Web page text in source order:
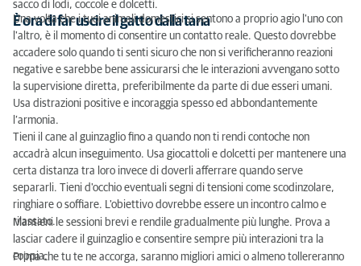
sacco di lodi, coccole e dolcetti.
È ora di far uscire il gatto dalla tana
Una volta che i tuoi animali domestici si sentono a proprio agio l'uno con
l'altro, è il momento di consentire un contatto reale. Questo dovrebbe
accadere solo quando ti senti sicuro che non si verificheranno reazioni
negative e sarebbe bene assicurarsi che le interazioni avvengano sotto
la supervisione diretta, preferibilmente da parte di due esseri umani.
Usa distrazioni positive e incoraggia spesso ed abbondantemente
l’armonia.
Tieni il cane al guinzaglio fino a quando non ti rendi contoche non
accadrà alcun inseguimento. Usa giocattoli e dolcetti per mantenere una
certa distanza tra loro invece di doverli afferrare quando serve
separarli. Tieni d'occhio eventuali segni di tensioni come scodinzolare,
ringhiare o soffiare. L'obiettivo dovrebbe essere un incontro calmo e
rilassato.
Mantieni le sessioni brevi e rendile gradualmente più lunghe. Prova a
lasciar cadere il guinzaglio e consentire sempre più interazioni tra la
coppia.
Prima che tu te ne accorga, saranno migliori amici o almeno tollereranno